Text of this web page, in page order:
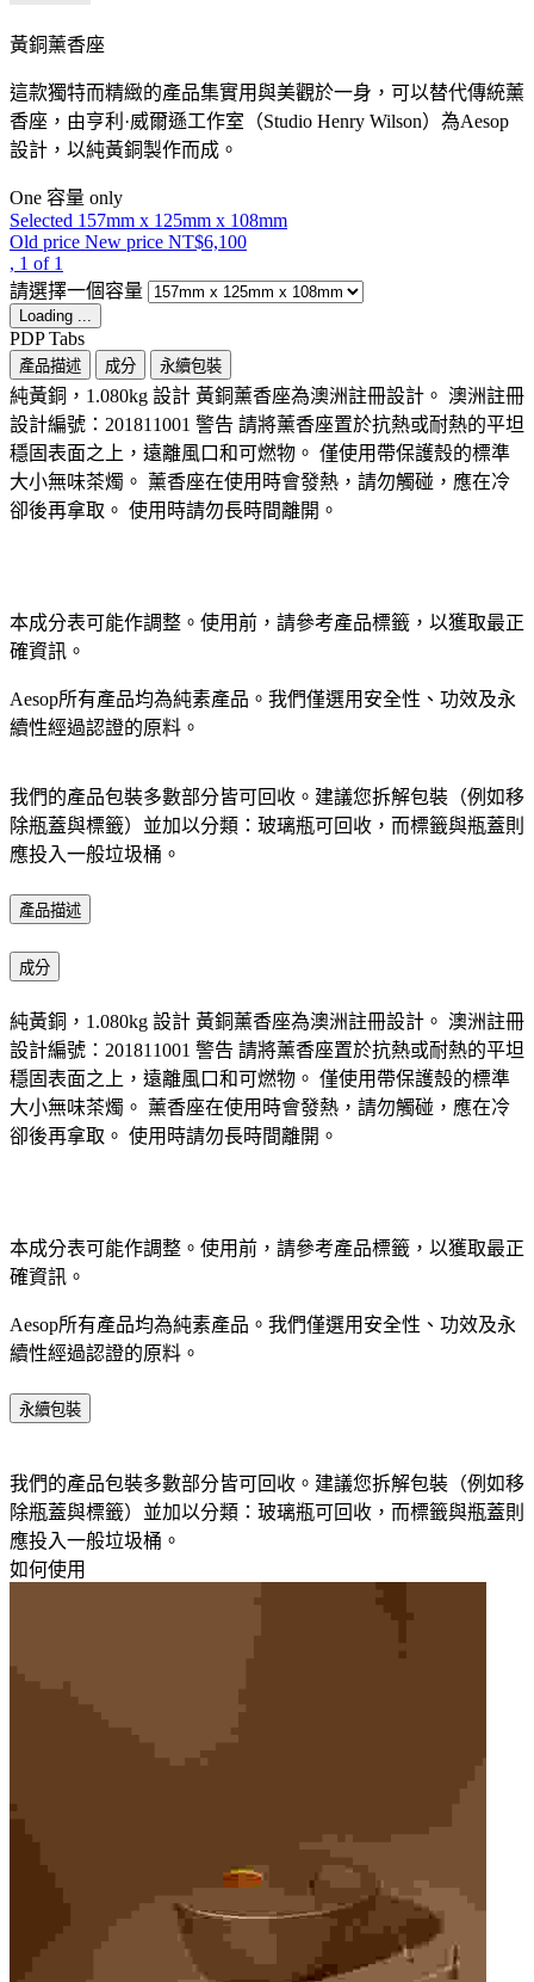
黃銅薰香座
這款獨特而精緻的產品集實用與美觀於一身，可以替代傳統薰
香座，由亨利·威爾遜工作室（Studio Henry Wilson）為Aesop
設計，以純黃銅製作而成。
One 容量 only
Selected 157mm x 125mm x 108mm
Old price New price NT$6,100
, 1 of 1
請選擇一個容量
Loading ...
PDP Tabs
產品描述 成分 永續包裝
純黃銅，1.080kg 設計 黃銅薰香座為澳洲註冊設計。 澳洲註冊
設計編號：201811001 警告 請將薰香座置於抗熱或耐熱的平坦
穩固表面之上，遠離風口和可燃物。 僅使用帶保護殼的標準
大小無味茶燭。 薰香座在使用時會發熱，請勿觸碰，應在冷
卻後再拿取。 使用時請勿長時間離開。
本成分表可能作調整。使用前，請參考產品標籤，以獲取最正
確資訊。​
Aesop所有產品均為純素產品。我們僅選用安全性、功效及永
續性經過認證的原料。​
我們的產品包裝多數部分皆可回收。建議您拆解包裝（例如移
除瓶蓋與標籤）並加以分類：玻璃瓶可回收，而標籤與瓶蓋則
應投入一般垃圾桶。​
產品描述
成分
純黃銅，1.080kg 設計 黃銅薰香座為澳洲註冊設計。 澳洲註冊
設計編號：201811001 警告 請將薰香座置於抗熱或耐熱的平坦
穩固表面之上，遠離風口和可燃物。 僅使用帶保護殼的標準
大小無味茶燭。 薰香座在使用時會發熱，請勿觸碰，應在冷
卻後再拿取。 使用時請勿長時間離開。
本成分表可能作調整。使用前，請參考產品標籤，以獲取最正
確資訊。​
Aesop所有產品均為純素產品。我們僅選用安全性、功效及永
續性經過認證的原料。​
永續包裝
我們的產品包裝多數部分皆可回收。建議您拆解包裝（例如移
除瓶蓋與標籤）並加以分類：玻璃瓶可回收，而標籤與瓶蓋則
應投入一般垃圾桶。​
如何使用